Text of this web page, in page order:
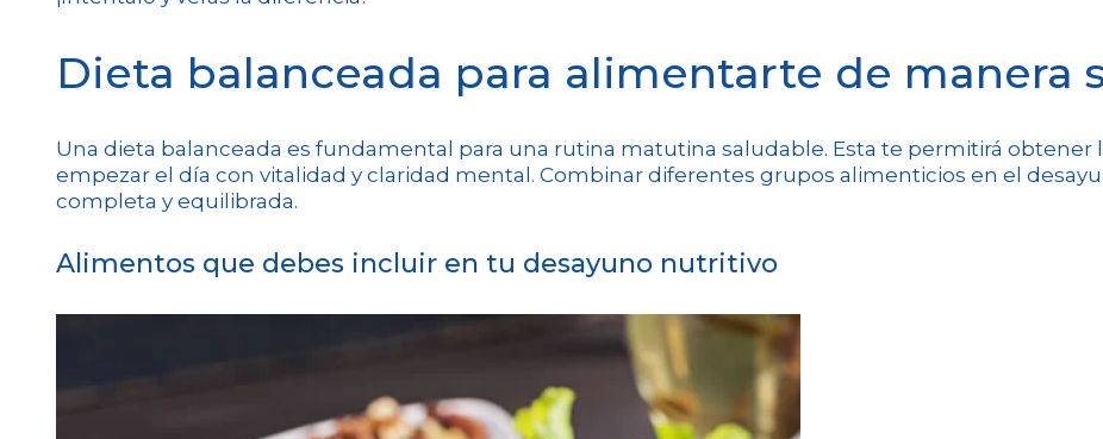
Dieta balanceada para alimentarte de manera
Una dieta balanceada es fundamental para una rutina matutina saludable. Esta te permitirá obtener
empezar el día con vitalidad y claridad mental. Combinar diferentes grupos alimenticios en el
completa y equilibrada.
Alimentos que debes incluir en tu desayuno nutritivo